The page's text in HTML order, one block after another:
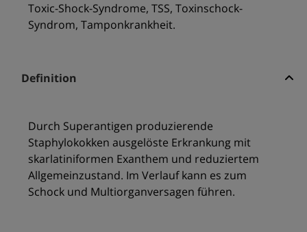
Toxic-Shock-Syndrome, TSS, Toxinschock-
Syndrom, Tamponkrankheit.
Definition
Durch Superantigen produzierende
Staphylokokken ausgelöste Erkrankung mit
skarlatiniformen Exanthem und reduziertem
Allgemeinzustand. Im Verlauf kann es zum
Schock und Multiorganversagen führen.